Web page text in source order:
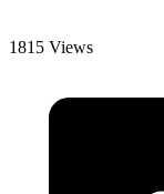
1815 Views